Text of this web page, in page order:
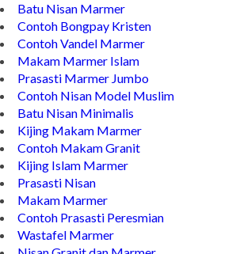
Batu Nisan Marmer
Contoh Bongpay Kristen
Contoh Vandel Marmer
Makam Marmer Islam
Prasasti Marmer Jumbo
Contoh Nisan Model Muslim
Batu Nisan Minimalis
Kijing Makam Marmer
Contoh Makam Granit
Kijing Islam Marmer
Prasasti Nisan
Makam Marmer
Contoh Prasasti Peresmian
Wastafel Marmer